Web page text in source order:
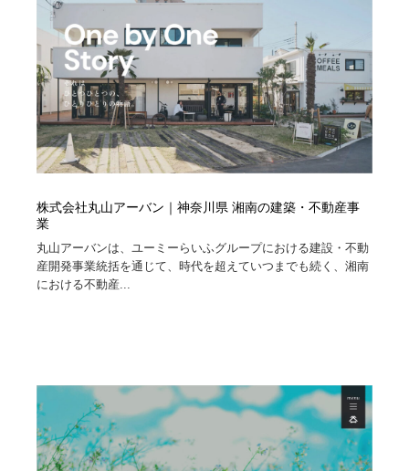
株式会社丸山アーバン｜神奈川県 湘南の建築・不動産事
業
丸山アーバンは、ユーミーらいふグループにおける建設・不動
産開発事業統括を通じて、時代を超えていつまでも続く、湘南
における不動産...